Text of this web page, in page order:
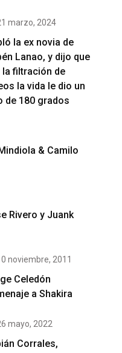
marzo, 2024
la ex novia de
Lanao, y dijo que
la filtración de
la vida le dio un
de 180 grados
& Camilo
Rivero y Juank
noviembre, 2011
Celedón
a Shakira
mayo, 2022
Corrales,